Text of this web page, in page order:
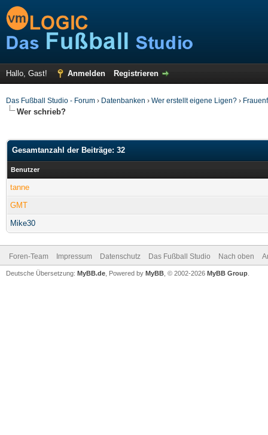
Hallo, Gast! Anmelden Registrieren
Das Fußball Studio - Forum › Datenbanken › Wer erstellt eigene Ligen? ›
Wer schrieb?
Gesamtanzahl der Beiträge: 32
Benutzer
tanne
GMT
Mike30
Foren-Team Impressum Datenschutz Das Fußball Studio Nach oben
Deutsche Übersetzung: MyBB.de , Powered by MyBB , © 2002-2026 MyBB Group